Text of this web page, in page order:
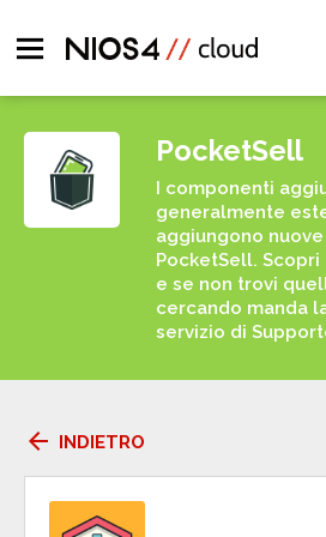
PocketSell
I componenti
generalmente
aggiungono
PocketSell.
e se non trovi
cercando manda
servizio di
arrow_back INDIETRO